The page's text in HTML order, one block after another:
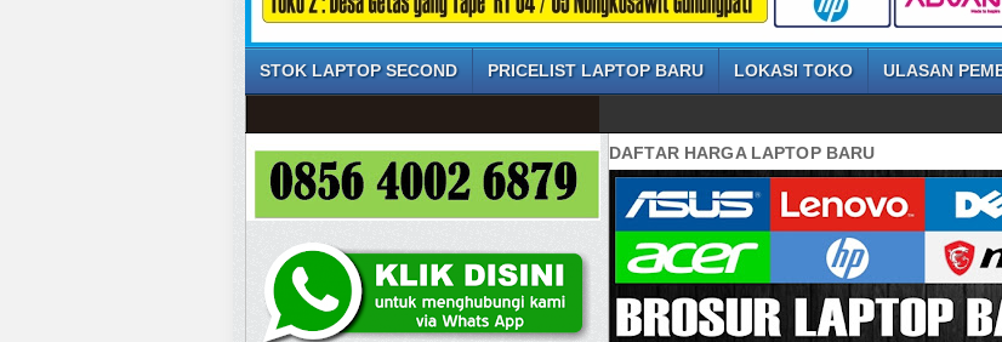
STOK LAPTOP SECOND PRICELIST LAPTOP BARU LOKASI TOKO ULASAN
DAFTAR HARGA LAPTOP BARU